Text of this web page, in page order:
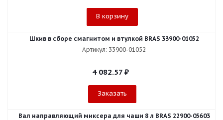
В корзину
Шкив в сборе смагнитом и втулкой BRAS 33900-01052
Артикул: 33900-01052
4 082.57₽
Заказать
Вал направляющий миксера для чаши 8 л BRAS 22900-05603